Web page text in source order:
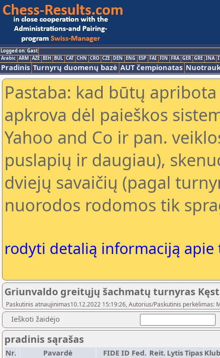
Logged on: Gast
Arabic ARM AZE BIH BUL CAT CHN CRO CZE DEN ENG ESP FAI FIN FRA GER GRE INA
Pradinis Turnyrų duomenų bazė AUT čempionatas
Pastaba: kad būtų
apkrova dėl paieškos
Yahoo and Co ir pan.
puslapių ir daugiau),
dviejų savaičių (pagal
nuorodos rodomos tik
rodyti detalią informaciją
Griunvaldo greitųjų šachmatų turnyras
Paskutinis atnaujinimas10.12.2022 15:19:26, Autorius/Paskutinis perkėlimas:
Ieškoti žaidėjo
pradinis sąrašas
Nr. Pavardė FIDE ID Fed. Reit. LytisTipas